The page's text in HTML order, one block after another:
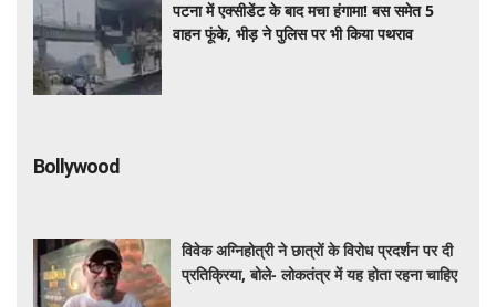
पटना में एक्सीडेंट के बाद मचा हंगामा! बस समेत 5
वाहन फूंके, भीड़ ने पुलिस पर भी किया पथराव
Bollywood
विवेक अग्निहोत्री ने छात्रों के विरोध प्रदर्शन पर दी
प्रतिक्रिया, बोले- लोकतंत्र में यह होता रहना चाहिए